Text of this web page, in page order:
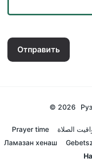
Отправить
© 2026
Prayer time الصلاة
Ламазан хенаш